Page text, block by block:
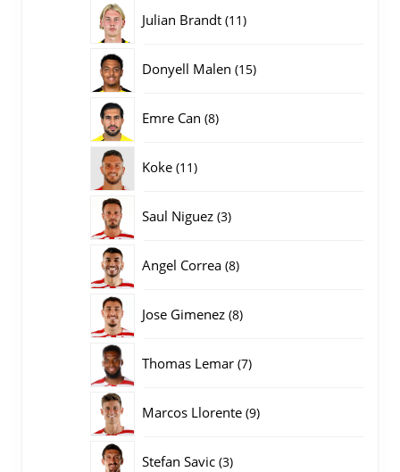
Julian Brandt 1111
Donyell Malen 1515
Emre Can 88
Koke 1111
Saul Niguez 33
Angel Correa 88
Jose Gimenez 88
Thomas Lemar 77
Marcos Llorente 99
Stefan Savic 33